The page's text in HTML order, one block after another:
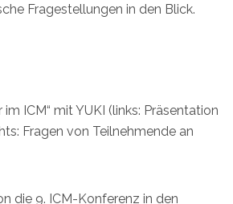
Fragestellungen in den Blick.
ICM“ mit YUKI (links: Präsentation
Fragen von Teilnehmende an
die 9. ICM-Konferenz in den